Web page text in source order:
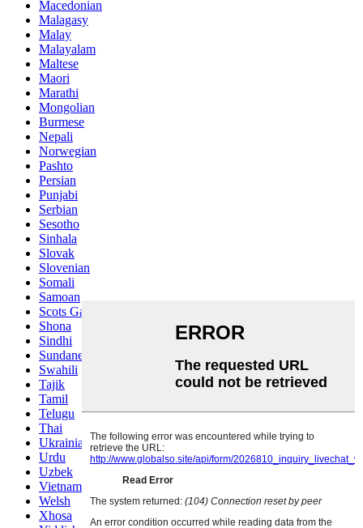
Macedonian
Malagasy
Malay
Malayalam
Maltese
Maori
Marathi
Mongolian
Burmese
Nepali
Norwegian
Pashto
Persian
Punjabi
Serbian
Sesotho
Sinhala
Slovak
Slovenian
Somali
Samoan
Scots Gaelic
Shona
Sindhi
Sundanese
Swahili
Tajik
Tamil
Telugu
Thai
Ukrainian
Urdu
Uzbek
Vietnamese
Welsh
Xhosa